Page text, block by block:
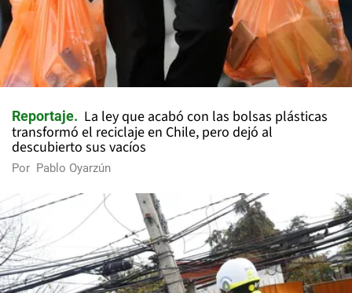
Reportaje
La ley que acabó con las bolsas plásticas
transformó el reciclaje en Chile, pero dejó al
descubierto sus vacíos
Por Pablo Oyarzún